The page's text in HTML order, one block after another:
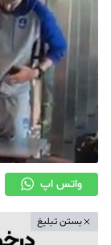
واتس اپ
بستن تبلیغ